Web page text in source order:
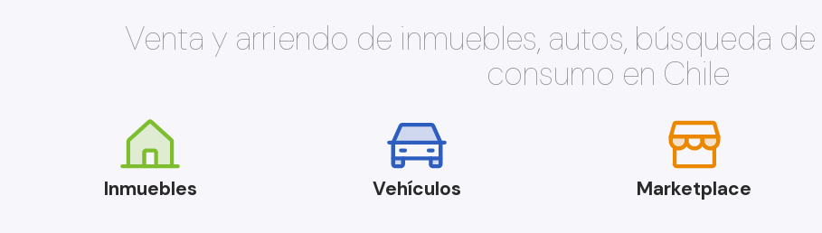
Venta y arriendo de inmuebles, autos, búsqueda
consumo en Chile
Inmuebles Vehículos Marketplace